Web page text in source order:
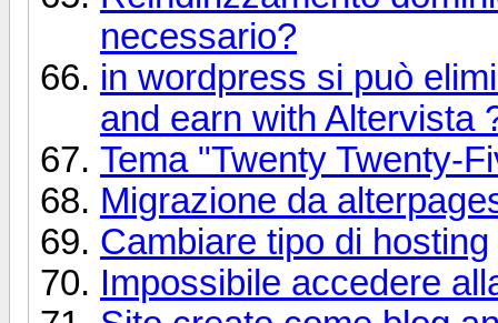
necessario?
in wordpress si può
and earn with Altervista
Tema "Twenty Twenty-
Migrazione da
Cambiare tipo di hosting
Impossibile accedere